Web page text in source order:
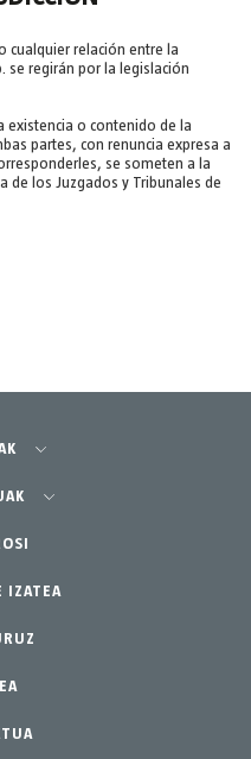
cualquier relación entre la
se regirán por la legislación
existencia o contenido de la
partes, con renuncia expresa a
se someten a la
de los Juzgados y Tribunales de
kit-ak
IZATEA